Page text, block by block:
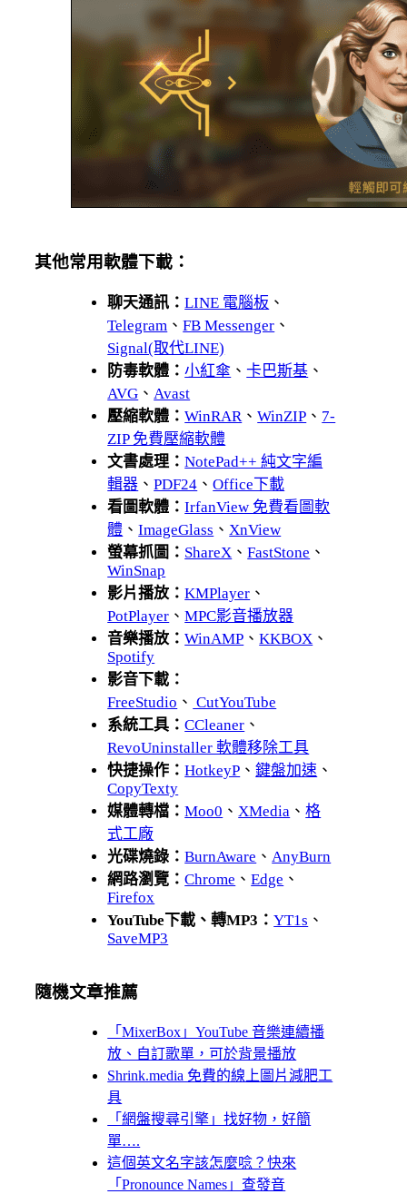
其他常用軟體下載：
聊天通訊：LINE 電腦板 、
Telegram 、FB Messenger 、
Signal(取代LINE)
防毒軟體：小紅傘 、卡巴斯基 、
AVG 、 Avast
壓縮軟體：WinRAR 、WinZIP 、 7-
ZIP 免費壓縮軟體
文書處理：NotePad++ 純文字編
輯器 、PDF24 、Office下載
看圖軟體：IrfanView 免費看圖軟
體 、ImageGlass 、 XnView
螢幕抓圖： ShareX 、FastStone 、
WinSnap
影片播放：KMPlayer 、
PotPlayer 、MPC影音播放器
音樂播放：WinAMP 、KKBOX 、
Spotify
影音下載：
FreeStudio 、 CutYouTube
系統工具：CCleaner 、
RevoUninstaller 軟體移除工具
快捷操作：HotkeyP 、鍵盤加速 、
CopyTexty
媒體轉檔：Moo0 、 XMedia 、格
式工廠
光碟燒錄：BurnAware 、 AnyBurn
網路瀏覽：Chrome 、Edge 、
Firefox
YouTube下載、轉MP3：YT1s 、
SaveMP3
隨機文章推薦
「MixerBox」YouTube 音樂連續播
放、自訂歌單，可於背景播放
Shrink.media 免費的線上圖片減肥工
具
「網盤搜尋引擎」找好物，好簡
單….
這個英文名字該怎麼唸？快來
「Pronounce Names」查發音